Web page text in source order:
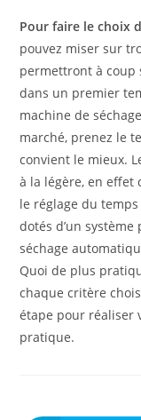
Pour faire le choix
pouvez miser sur
permettront à coup
dans un premier
machine de
marché, prenez le
convient le mieux.
à la légère, en effet
le réglage du
dotés d’un
séchage
Quoi de plus
chaque critère
étape pour réaliser
pratique.